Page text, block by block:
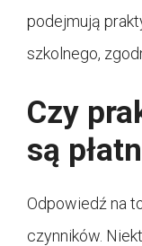
podejmują
szkolnego,
Czy
są
Odpowiedź na
czynników.